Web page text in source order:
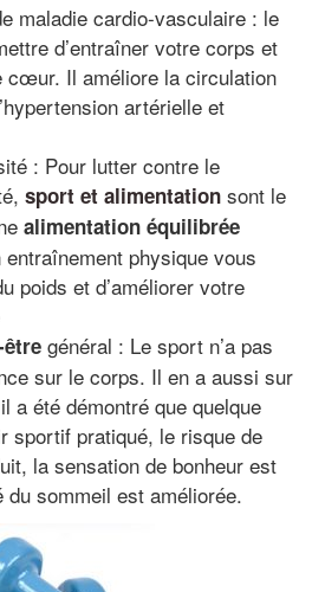
maladie cardio-vasculaire : le
d’entraîner votre corps et
cœur. Il améliore la circulation
artérielle et
: Pour lutter contre le
sport et alimentation sont le
alimentation équilibrée
entraînement physique vous
poids et d’améliorer votre
général : Le sport n’a pas
sur le corps. Il en a aussi sur
a été démontré que quelque
sportif pratiqué, le risque de
la sensation de bonheur est
sommeil est améliorée.